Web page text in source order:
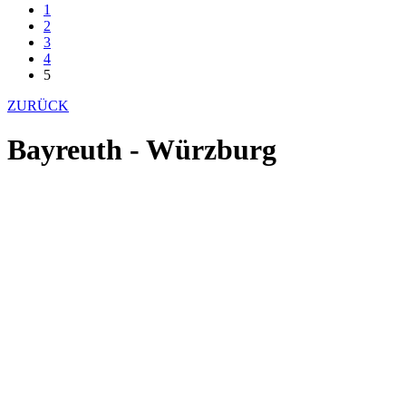
1
2
3
4
5
ZURÜCK
Bayreuth - Würzburg